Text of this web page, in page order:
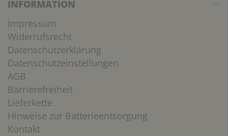
INFORMATION
Impressum
Widerrufsrecht
Datenschutzerklärung
Datenschutzeinstellungen
AGB
Barrierefreiheit
Lieferkette
Hinweise zur Batterieentsorgung
Kontakt